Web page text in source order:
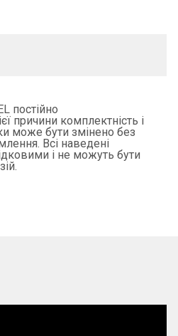
постійно
причини комплектність і
може бути змінено без
Всі наведені
і не можуть бути